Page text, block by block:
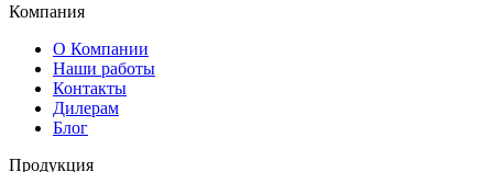
Компания
О Компании
Наши работы
Контакты
Дилерам
Блог
Продукция